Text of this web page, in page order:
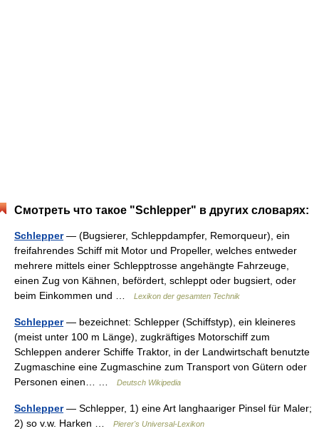
Смотреть что такое "Schlepper" в других словарях:
Schlepper— (Bugsierer, Schleppdampfer, Remorqueur), ein
freifahrendes Schiff mit Motor und Propeller, welches entweder
mehrere mittels einer Schlepptrosse angehängte Fahrzeuge,
einen Zug von Kähnen, befördert, schleppt oder bugsiert, oder
beim Einkommen und …
Lexikon der gesamten Technik
Schlepper— bezeichnet: Schlepper (Schiffstyp), ein kleineres
(meist unter 100 m Länge), zugkräftiges Motorschiff zum
Schleppen anderer Schiffe Traktor, in der Landwirtschaft benutzte
Zugmaschine eine Zugmaschine zum Transport von Gütern oder
Personen einen… …
Deutsch Wikipedia
Schlepper— Schlepper, 1) eine Art langhaariger Pinsel für Maler;
2) so v.w. Harken …
Pierer's Universal-Lexikon